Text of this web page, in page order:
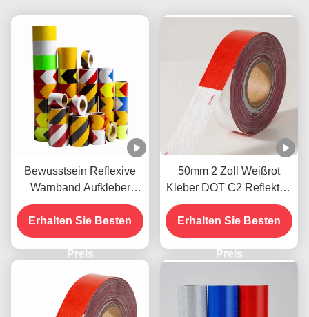
Bewusstsein Reflexive
Warnband Aufkleber
Biokolor Schwarz und
Gelb
Erhalten Sie Besten
Preis
50mm 2 Zoll Weißrot
Kleber DOT C2 Reflektor-
Sicherheitsband
Aufkleber auf Lkw für
Fahrzeuge
Erhalten Sie Besten
Preis